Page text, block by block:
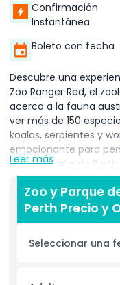
Confirmación
Instantánea
Boleto con fecha
Descubre una
Zoo Ranger Red, el
acerca a la fauna
ver más de 150
koalas, serpientes y
emocionante para
en el corazón de
encuentros diarios
canguros, conocer
Este zoológico
amantes de los
a los visitantes a
Leer más
Zoo y Parque
Perth Precio y
Seleccionar una